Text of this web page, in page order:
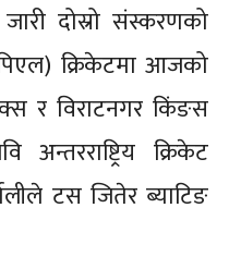
दोस्रो संस्करणको
क्रिकेटमा आजको
र विराटनगर किंङस
अन्तरराष्ट्रिय क्रिकेट
टस जितेर ब्याटिङ